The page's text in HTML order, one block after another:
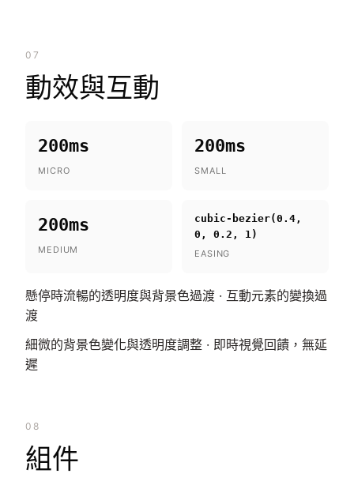
07
動效與互動
200ms
MICRO
200ms
SMALL
200ms
MEDIUM
cubic-bezier(0.4,
0, 0.2, 1)
EASING
懸停時流暢的透明度與背景色過渡 · 互動元素的變換過
渡
細微的背景色變化與透明度調整 · 即時視覺回饋，無延
遲
08
組件